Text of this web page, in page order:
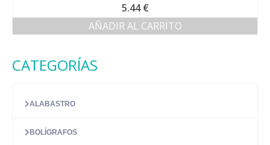
5.44€
AÑADIR AL CARRITO
CATEGORÍAS
ALABASTRO
BOLÍGRAFOS